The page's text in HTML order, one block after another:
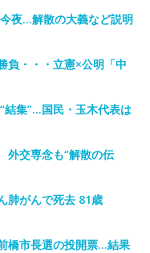
夜…解散の大義など説明
・・・立憲×公明「中
集”…国民・玉木代表は
交専念も“解散の伝
がんで死去 81歳
市長選の投開票…結果